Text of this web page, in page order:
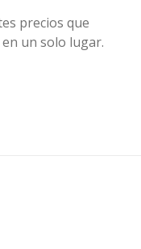
precios que
un solo lugar.